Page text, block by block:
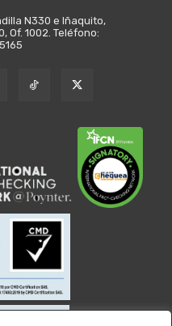
N330 e Iñaquito,
Of. 1002. Teléfono: